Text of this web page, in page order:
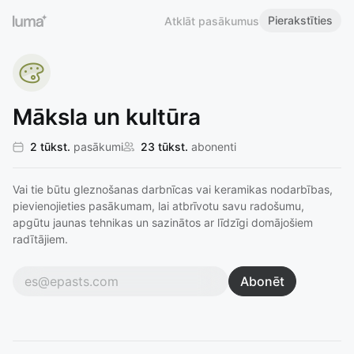
Atklāt pasākumus Pierakstīties
Māksla un kultūra
2 tūkst. pasākumi 23 tūkst. abonenti
Vai tie būtu gleznošanas darbnīcas vai keramikas nodarbības,
pievienojieties pasākumam, lai atbrīvotu savu radošumu,
apgūtu jaunas tehnikas un sazinātos ar līdzīgi domājošiem
radītājiem.
Abonēt